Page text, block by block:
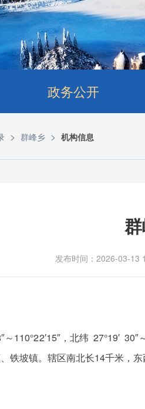
政务公开
> 群峰乡 > 机构信息
发布时间：2026-03-13
～110°22′15″，北纬 27°19′
铁坡镇。辖区南北长14千米，东